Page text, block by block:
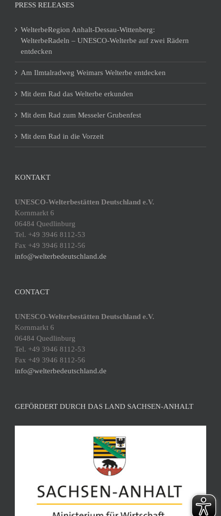
PRESS RELEASES
WelterbeRegion Anhalt-Dessau-Wittenberg:
WelterbeRadeln – UNESCO-Welterbe auf zwei Rädern
entdecken
Am Ilmtalradweg Weimars Welterbe entdecken
Mit dem Rad das Welterbe erkunden
Mit dem Rad zum Messeler Grubenfest
Mit dem Rad in die Vorzeit
KONTAKT
UNESCO-Welterbestätten Deutschland e.V.
Kornmarkt 6
06484 Quedlinburg
Tel. +49 3946 8112-53
Fax +49 3946 8112-56
info@welterbedeutschland.de
CONTACT
UNESCO-Welterbestätten Deutschland e.V.
Kornmarkt 6
06484 Quedlinburg
Tel. +49 3946 8112-53
Fax +49 3946 8112-56
info@welterbedeutschland.de
GEFÖRDERT DURCH DAS LAND SACHSEN-ANHALT